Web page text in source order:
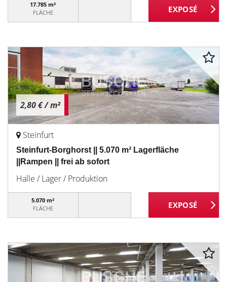
17.785 m²
FLÄCHE
2,80 €/ m²
Steinfurt
Steinfurt-Borghorst || 5.070 m² Lagerfläche
||Rampen || frei ab sofort
Halle / Lager / Produktion
5.070 m²
FLÄCHE